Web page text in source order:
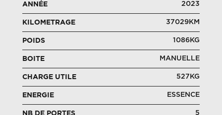
ANNÉE 2023
KILOMETRAGE 37029KM
POIDS 1086KG
BOITE MANUELLE
CHARGE UTILE 527KG
ENERGIE ESSENCE
NB DE PORTES 5